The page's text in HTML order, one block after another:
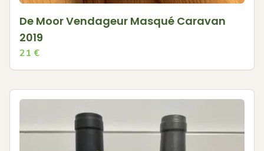
De Moor Vendageur Masqué Caravan
2019
21 €